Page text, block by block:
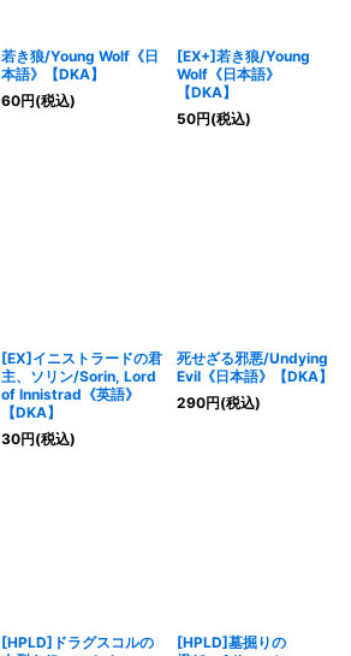
若き狼/Young Wolf《日
本語》【DKA】
60円(税込)
[EX+]若き狼/Young
Wolf《日本語》
【DKA】
50円(税込)
[EX]イニストラードの君
主、ソリン/Sorin, Lord
of Innistrad《英語》
【DKA】
30円(税込)
死せざる邪悪/Undying
Evil《日本語》【DKA】
290円(税込)
[HPLD]ドラグスコルの
[HPLD]墓掘りの